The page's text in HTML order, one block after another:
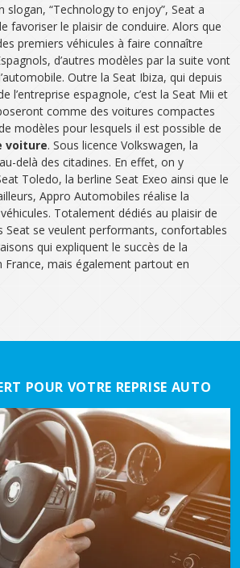
slogan, “Technology to enjoy”, Seat a
favoriser le plaisir de conduire. Alors que
premiers véhicules à faire connaître
d’autres modèles par la suite vont
Outre la Seat Ibiza, qui depuis
l’entreprise espagnole, c’est la Seat Mii et
comme des voitures compactes
modèles pour lesquels il est possible de
voiture. Sous licence Volkswagen, la
delà des citadines. En effet, on y
Toledo, la berline Seat Exeo ainsi que le
Appro Automobiles réalise la
Totalement dédiés au plaisir de
Seat se veulent performants, confortables
qui expliquent le succès de la
France, mais également partout en
POUR VOTRE REPRISE AUTO